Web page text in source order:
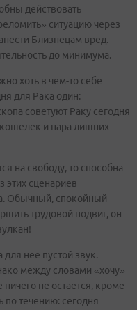
действовать
ситуацию через
Близнецам вред.
до минимума.
хоть в чем-то себе
для Рака один:
советуют Раку сегодня
и пара лишних
на свободу, то способна
этих сценариев
Обычный, спокойный
трудовой подвиг, он
нее пустой звук.
между словами «хочу»
не остается, кроме
по течению: сегодня